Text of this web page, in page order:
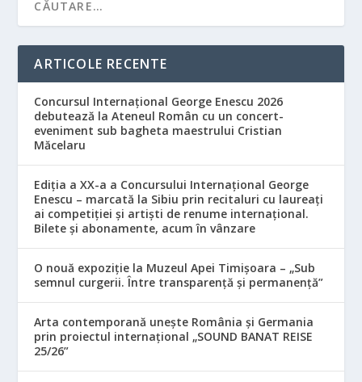
ARTICOLE RECENTE
Concursul Internațional George Enescu 2026
debutează la Ateneul Român cu un concert-
eveniment sub bagheta maestrului Cristian
Măcelaru
Ediția a XX-a a Concursului Internațional George
Enescu – marcată la Sibiu prin recitaluri cu laureați
ai competiției și artiști de renume internațional.
Bilete și abonamente, acum în vânzare
O nouă expoziție la Muzeul Apei Timișoara – „Sub
semnul curgerii. Între transparență și permanență”
Arta contemporană unește România și Germania
prin proiectul internațional „SOUND BANAT REISE
25/26”